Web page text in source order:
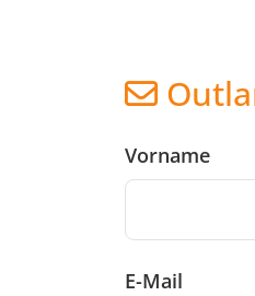
Vorname
E-Mail